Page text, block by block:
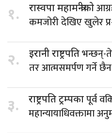
१. रास्वपा महामन्त्रीको
कमजोरी देखिए खुलेर
२. इरानी राष्ट्रपतिभन्छन्-
तर आत्मसमर्पण गर्ने छैन
३. राष्ट्रपति ट्रम्पकापूर्व
महान्यायाधिवक्तामा